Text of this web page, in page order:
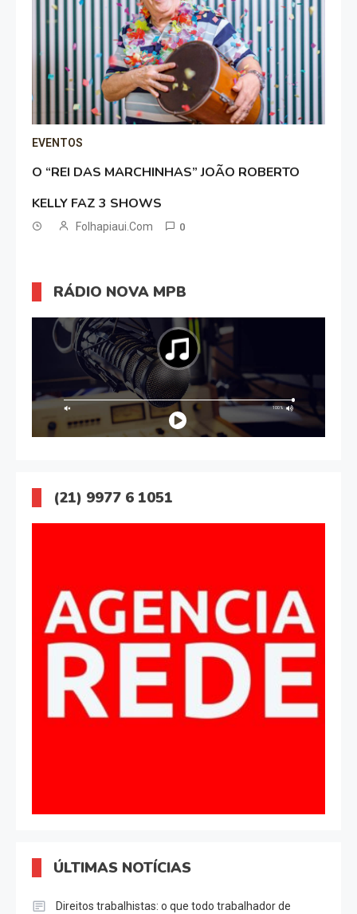
EVENTOS
O “REI DAS MARCHINHAS” JOÃO ROBERTO
KELLY FAZ 3 SHOWS
Folhapiaui.com 0
RÁDIO NOVA MPB
(21) 9977 6 1051
ÚLTIMAS NOTÍCIAS
Direitos trabalhistas: o que todo trabalhador de